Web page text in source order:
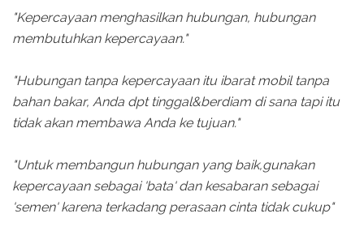
"Kepercayaan menghasilkan hubungan, hubungan
membutuhkan kepercayaan."
"Hubungan tanpa kepercayaan itu ibarat mobil tanpa
bahan bakar, Anda dpt tinggal&berdiam di sana tapi itu
tidak akan membawa Anda ke tujuan."
"Untuk membangun hubungan yang baik,gunakan
kepercayaan sebagai 'bata' dan kesabaran sebagai
'semen' karena terkadang perasaan cinta tidak cukup"